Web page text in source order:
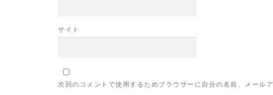
サイト
次回のコメントで使用するためブラウザーに自分の名前、メール